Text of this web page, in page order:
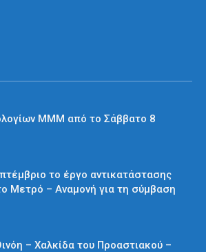
ΜΜΜ από το Σάββατο 8
το έργο αντικατάστασης
Μετρό – Αναμονή για τη σύμβαση
– Χαλκίδα του Προαστιακού –